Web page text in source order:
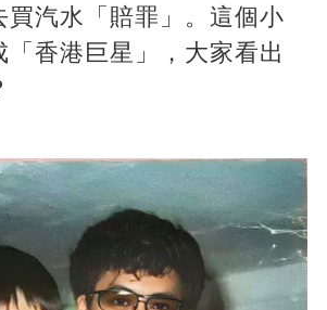
買汽水「賠罪」。這個小
「香港巨星」，大家看出